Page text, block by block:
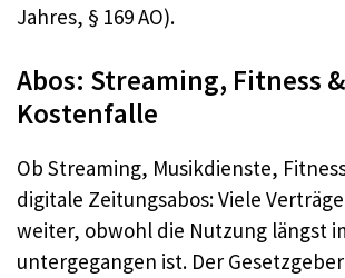
Jahres, § 169 AO).
Abos: Streaming, Fitness
Kostenfalle
Ob Streaming, Musikdienste,
digitale Zeitungsabos: Viele
weiter, obwohl die Nutzung längst
untergegangen ist. Der